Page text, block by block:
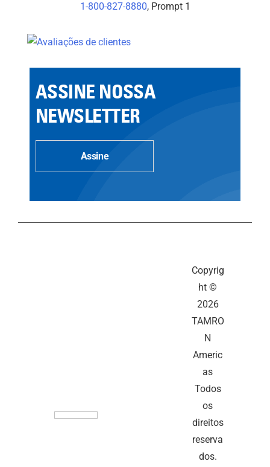
1-800-827-8880, Prompt 1
ASSINE NOSSA
NEWSLETTER
Assine
Copyrig
ht ©
2026
TAMRO
N
Americ
as
Todos
os
direitos
reserva
dos.